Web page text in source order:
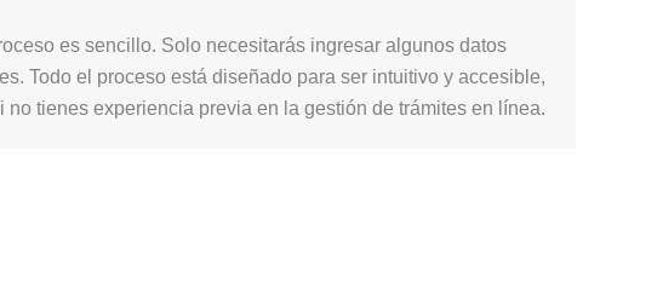
es sencillo. Solo necesitarás ingresar algunos datos
Todo el proceso está diseñado para ser intuitivo y accesible,
no tienes experiencia previa en la gestión de trámites en línea.